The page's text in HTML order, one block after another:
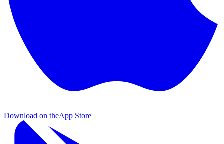
Download on theApp Store